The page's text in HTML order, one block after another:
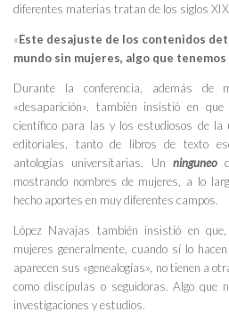
diferentes materias tratan de los siglos XIX
«Este desajuste de los contenidos
mundo sin mujeres, algo que
Durante la conferencia, además de
«desaparición», también insistió en
científico para las y los estudiosos de la
editoriales, tanto de libros de texto
antologías universitarias. Un ninguneo
mostrando nombres de mujeres, a lo
hecho aportes en muy diferentes campos.
López Navajas también insistió en
mujeres generalmente, cuando sí lo
aparecen sus «genealogías», no tienen a
como discípulas o seguidoras. Algo que
investigaciones y estudios.